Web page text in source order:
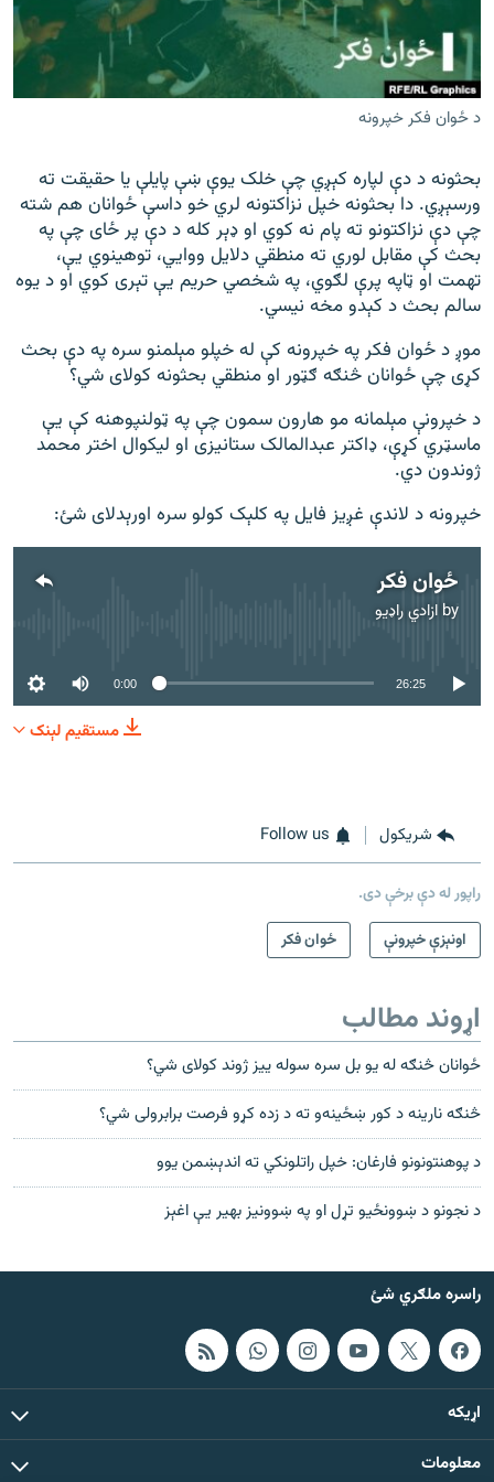
دري پاڼه
Azadi English
راسره ملګري شئ
د ازادې اروپا/ ازادي راډيو ټولې پاڼې
د ځوان فکر خپرونه
بحثونه د دې لپاره کېږي چې خلک یوې ښې پایلې یا حقیقت ته
ورسېږي. دا بحثونه خپل نزاکتونه لري خو داسې ځوانان هم شته
چې دې نزاکتونو ته پام نه کوي او ډېر کله د دې پر ځای چې په
بحث کې مقابل لوري ته منطقي دلایل ووايي، توهینوي یې،
تهمت او ټاپه پرې لګوي، په شخصي حریم یې تېری کوي او د یوه
سالم بحث د کېدو مخه نیسي.
موږ د ځوان فکر په خپرونه کې له خپلو مېلمنو سره په دې بحث
کړی چې ځوانان څنګه ګټور او منطقي بحثونه کولای شي؟
د خپرونې مېلمانه مو هارون سمون چې په ټولنپوهنه کې یې
ماسټري کړې، ډاکتر عبدالمالک ستانیزی او لیکوال اختر محمد
ژوندون دي.
خپرونه د لاندې غږیز فایل په کلېک کولو سره اورېدلای شئ:
ځوان فکر
by ازادي راډیو
No media source currently available
0:00 26:25
مستقیم لېنک
شريکول Follow us
راپور له دې برخې دی.
اونېزې خپرونې
ځوان فکر
اړوند مطالب
ځوانان څنګه له یو بل سره سوله ییز ژوند کولای شي؟
څنګه نارینه د کور ښځینه‌و ته د زده کړو فرصت برابرولی شي؟
د پوهنتونونو فارغان: خپل راتلونکي ته اندېښمن یوو
د نجونو د ښوونځیو تړل او په ښوونیز بهیر یې اغېز
راسره ملګري شئ
اړيکه
معلومات